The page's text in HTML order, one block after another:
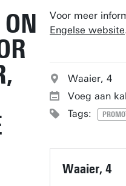
Voor meer
Engelse website
Waaier, 4
Voeg aan
Tags:
Waaier, 4